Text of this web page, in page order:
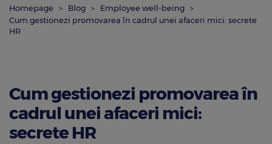
Homepage Blog
Employee well-being
Cum gestionezi promovarea în cadrul unei afaceri mici: secrete
HR
Cum gestionezi promovarea în
cadrul unei afaceri mici:
secrete HR